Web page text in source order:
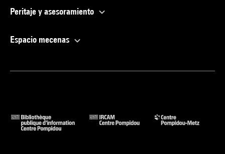
Peritaje y asesoramiento
Espacio mecenas